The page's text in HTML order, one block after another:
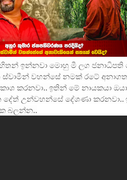
ඉන්නවා මොහු මී ලග ජනාධිපති
වහන්සේ නමක් රටේ
කරනවා.. ඉතින් මේ නායකයා
උන්වහන්සේ දේශණා
බලන්න..